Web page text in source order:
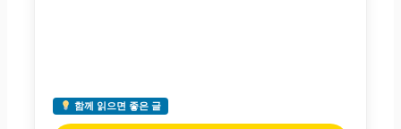
함께 읽으면 좋은 글